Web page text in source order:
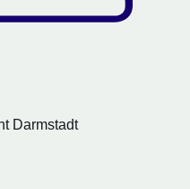
Darmstadt